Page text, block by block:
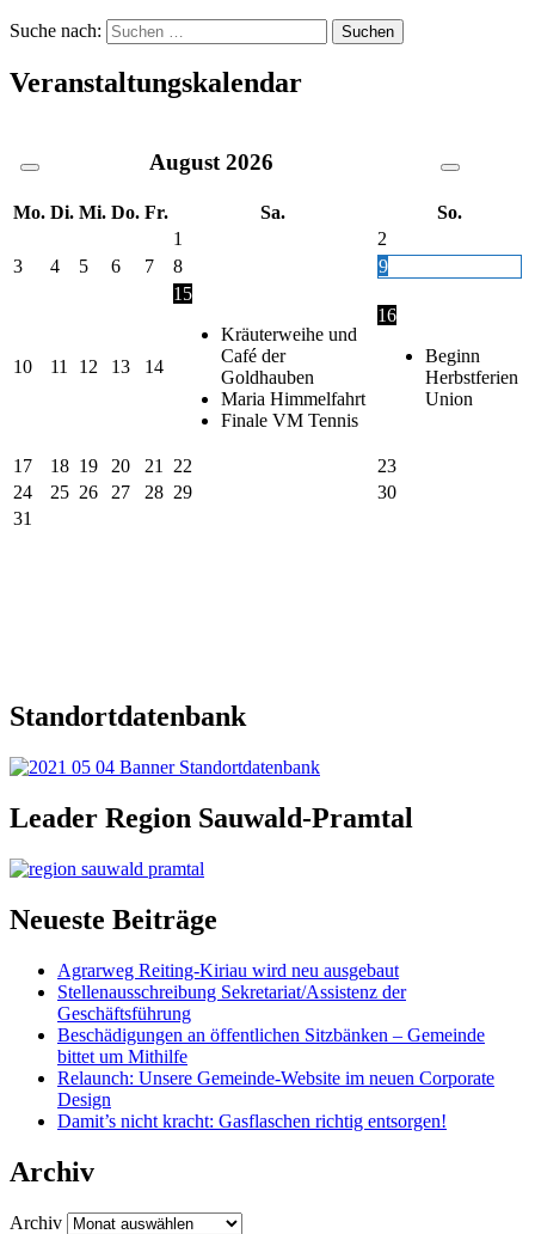
Suche nach:
Veranstaltungskalendar
August 2026
Mo. Di. Mi. Do. Fr. Sa.
So.
1
2
3
4 5 6 7 8 9
10 11 12 13 14
15
Kräuterweihe und
Café der
Goldhauben
Maria Himmelfahrt
Finale VM Tennis
16
Beginn
Herbstferien
Union
17 18 19 20 21 22
23
24
25 26 27 28 29
30
31
Standortdatenbank
Leader Region Sauwald-Pramtal
Neueste Beiträge
Agrarweg Reiting-Kiriau wird neu ausgebaut
Stellenausschreibung Sekretariat/Assistenz der
Geschäftsführung
Beschädigungen an öffentlichen Sitzbänken – Gemeinde
bittet um Mithilfe
Relaunch: Unsere Gemeinde-Website im neuen Corporate
Design
Damit’s nicht kracht: Gasflaschen richtig entsorgen!
Archiv
Archiv